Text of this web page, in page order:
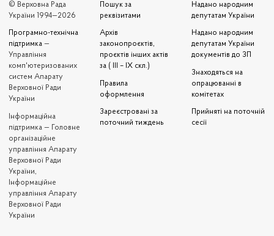
© Верховна Рада
України 1994—2026
Програмно-технічна
підтримка —
Управління
комп'ютеризованих
систем Апарату
Верховної Ради
України
Iнформаційна
підтримка — Головне
організаційне
управління Апарату
Верховної Ради
України,
Інформаційне
управління Апарату
Верховної Ради
України
Пошук за
реквізитами
Архів
законопроєктів,
проєктів інших актів
за ( III – IX скл.)
Правила
оформлення
Зареєстровані за
поточний тиждень
Надано народним
депутатам України
Надано народним
депутатам України
документів до ЗП
Знаходяться на
опрацюванні в
комітетах
Прийняті на поточній
сесії